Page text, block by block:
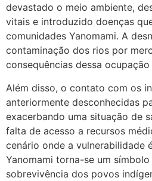
devastado o meio ambiente,
vitais e introduzido doenças
comunidades Yanomami. A
contaminação dos rios por
consequências dessa
Além disso, o contato com os
anteriormente desconhecidas
exacerbando uma situação de
falta de acesso a recursos
cenário onde a vulnerabilidade
Yanomami torna-se um
sobrevivência dos povos